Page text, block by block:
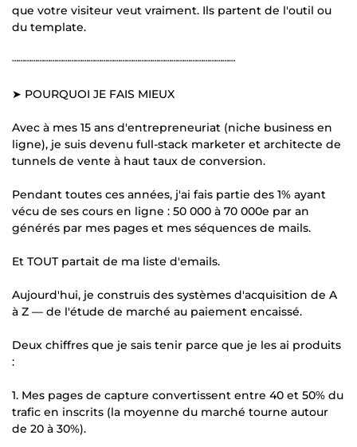
que votre visiteur veut vraiment. Ils partent de l'outil ou
du template.
┄┄┄┄┄┄┄┄┄┄┄┄┄┄┄┄┄┄┄┄┄┄┄┄┄┄┄┄┄┄┄┄┄┄┄
➤ POURQUOI JE FAIS MIEUX
Avec à mes 15 ans d'entrepreneuriat (niche business en
ligne), je suis devenu full-stack marketer et architecte de
tunnels de vente à haut taux de conversion.
Pendant toutes ces années, j'ai fais partie des 1% ayant
vécu de ses cours en ligne : 50 000 à 70 000e par an
générés par mes pages et mes séquences de mails.
Et TOUT partait de ma liste d'emails.
Aujourd'hui, je construis des systèmes d'acquisition de A
à Z — de l'étude de marché au paiement encaissé.
Deux chiffres que je sais tenir parce que je les ai produits
:
1. Mes pages de capture convertissent entre 40 et 50% du
trafic en inscrits (la moyenne du marché tourne autour
de 20 à 30%).